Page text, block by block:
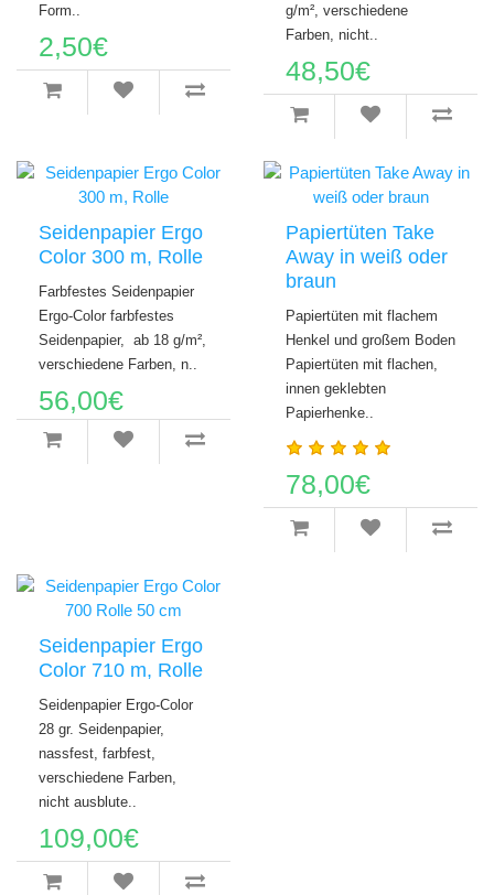
Form..
2,50€
g/m², verschiedene
Farben, nicht..
48,50€
Seidenpapier Ergo
Color 300 m, Rolle
Farbfestes Seidenpapier
Ergo-Color farbfestes
Seidenpapier, ab 18 g/m²,
verschiedene Farben, n..
56,00€
Papiertüten Take
Away in weiß oder
braun
Papiertüten mit flachem
Henkel und großem Boden
Papiertüten mit flachen,
innen geklebten
Papierhenke..
78,00€
Seidenpapier Ergo
Color 710 m, Rolle
Seidenpapier Ergo-Color
28 gr. Seidenpapier,
nassfest, farbfest,
verschiedene Farben,
nicht ausblute..
109,00€